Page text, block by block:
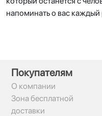
напоминать о вас каждый
Покупателям
О компании
Зона бесплатной
доставки